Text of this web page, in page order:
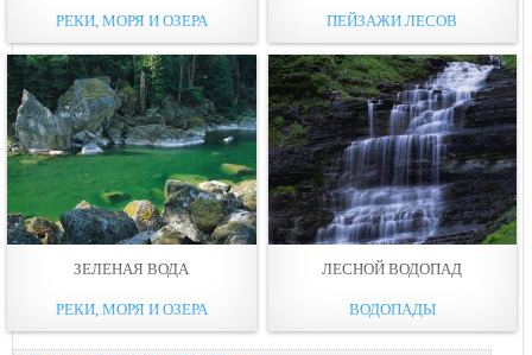
РЕКИ, МОРЯ И ОЗЕРА ПЕЙЗАЖИ ЛЕСОВ
ЗЕЛЕНАЯ ВОДА
РЕКИ, МОРЯ И ОЗЕРА
ЛЕСНОЙ ВОДОПАД
ВОДОПАДЫ